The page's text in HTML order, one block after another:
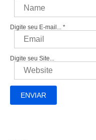
Digite seu E-mail... *
Digite seu Site...